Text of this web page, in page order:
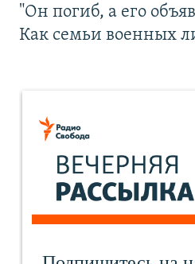
"Он погиб, а его
Как семьи военных